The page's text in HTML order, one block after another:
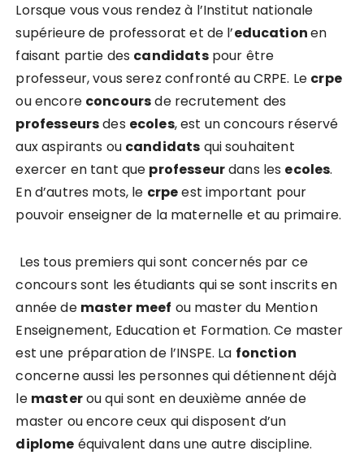
Lorsque vous vous rendez à l’Institut nationale
supérieure de professorat et de l’educationen
faisant partie des candidatspour être
professeur, vous serez confronté au CRPE. Le crpe
ou encore concoursde recrutement des
professeursdes ecoles, est un concours réservé
aux aspirants ou candidats qui souhaitent
exercer en tant que professeurdans les ecoles.
En d’autres mots, le crpeest important pour
pouvoir enseigner de la maternelle et au primaire.
Les tous premiers qui sont concernés par ce
concours sont les étudiants qui se sont inscrits en
année de master meef ou master du Mention
Enseignement, Education et Formation. Ce master
est une préparation de l’INSPE. La fonction
concerne aussi les personnes qui détiennent déjà
le masterou qui sont en deuxième année de
master ou encore ceux qui disposent d’un
diplome équivalent dans une autre discipline.